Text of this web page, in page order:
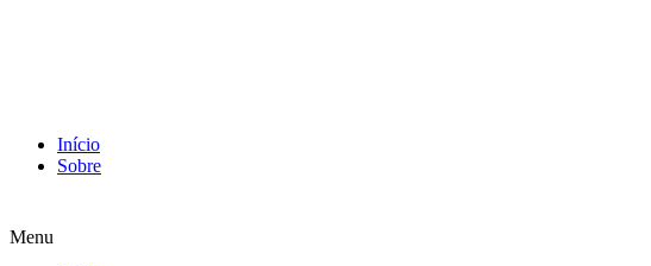
Início
Sobre
Menu